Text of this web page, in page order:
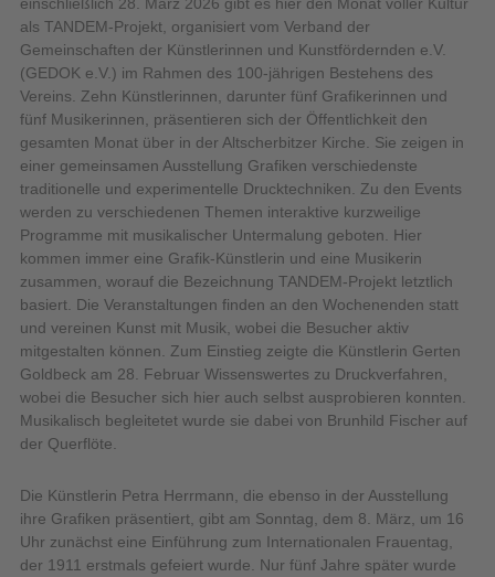
als TANDEM-Projekt, organisiert vom Verband der
Gemeinschaften der Künstlerinnen und Kunstfördernden e.V.
(GEDOK e.V.) im Rahmen des 100-jährigen Bestehens des
Vereins. Zehn Künstlerinnen, darunter fünf Grafikerinnen und
fünf Musikerinnen, präsentieren sich der Öffentlichkeit den
gesamten Monat über in der Altscherbitzer Kirche. Sie zeigen in
einer gemeinsamen Ausstellung Grafiken verschiedenste
traditionelle und experimentelle Drucktechniken. Zu den Events
werden zu verschiedenen Themen interaktive kurzweilige
Programme mit musikalischer Untermalung geboten. Hier
kommen immer eine Grafik-Künstlerin und eine Musikerin
zusammen, worauf die Bezeichnung TANDEM-Projekt letztlich
basiert. Die Veranstaltungen finden an den Wochenenden statt
und vereinen Kunst mit Musik, wobei die Besucher aktiv
mitgestalten können. Zum Einstieg zeigte die Künstlerin Gerten
Goldbeck am 28. Februar Wissenswertes zu Druckverfahren,
wobei die Besucher sich hier auch selbst ausprobieren konnten.
Musikalisch begleitetet wurde sie dabei von Brunhild Fischer auf
der Querflöte.
Die Künstlerin Petra Herrmann, die ebenso in der Ausstellung
ihre Grafiken präsentiert, gibt am Sonntag, dem 8. März, um 16
Uhr zunächst eine Einführung zum Internationalen Frauentag,
der 1911 erstmals gefeiert wurde. Nur fünf Jahre später wurde